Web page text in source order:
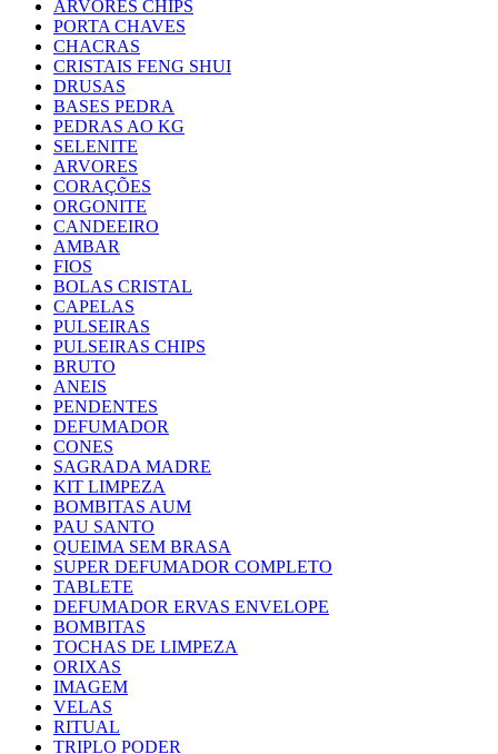
ARVORES CHIPS
PORTA CHAVES
CHACRAS
CRISTAIS FENG SHUI
DRUSAS
BASES PEDRA
PEDRAS AO KG
SELENITE
ARVORES
CORAÇÕES
ORGONITE
CANDEEIRO
AMBAR
FIOS
BOLAS CRISTAL
CAPELAS
PULSEIRAS
PULSEIRAS CHIPS
BRUTO
ANEIS
PENDENTES
DEFUMADOR
CONES
SAGRADA MADRE
KIT LIMPEZA
BOMBITAS AUM
PAU SANTO
QUEIMA SEM BRASA
SUPER DEFUMADOR COMPLETO
TABLETE
DEFUMADOR ERVAS ENVELOPE
BOMBITAS
TOCHAS DE LIMPEZA
ORIXAS
IMAGEM
VELAS
RITUAL
TRIPLO PODER